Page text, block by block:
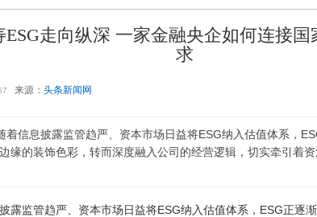
ESG走向纵深 一家金融央企如何连接
求
来源： 头条新闻网
着信息披露监管趋严、资本市场日益将ESG纳入估值体系，
缘的装饰色彩，转而深度融入公司的经营逻辑，切实牵引着
露监管趋严、资本市场日益将ESG纳入估值体系，ESG正逐